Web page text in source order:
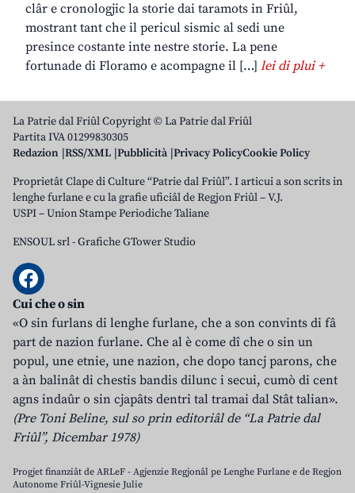
clâr e cronologjic la storie dai taramots in Friûl,
mostrant tant che il pericul sismic al sedi une
presince costante inte nestre storie. La pene
fortunade di Floramo e acompagne il […] lei di plui +
La Patrie dal Friûl Copyright © La Patrie dal Friûl
Partita IVA 01299830305
Redazion RSS/XML Pubblicità Privacy PolicyCookie Policy
Proprietât Clape di Culture “Patrie dal Friûl”. I articui a son scrits in
lenghe furlane e cu la grafie uficiâl de Regjon Friûl – V.J.
USPI – Union Stampe Periodiche Taliane
ENSOUL srl-Grafiche GTower Studio
Cui che o sin
«O sin furlans di lenghe furlane, che a son convints di fâ
part de nazion furlane. Che al è come dî che o sin un
popul, une etnie, une nazion, che dopo tancj parons, che
a àn balinât di chestis bandis dilunc i secui, cumò di cent
agns indaûr o sin cjapâts dentri tal tramai dal Stât talian».
(Pre Toni Beline, sul so prin editoriâl de “La Patrie dal
Friûl”, Dicembar 1978)
Progjet finanziât de ARLeF - Agjenzie Regjonâl pe Lenghe Furlane e de Regjon
Autonome Friûl-Vignesie Julie